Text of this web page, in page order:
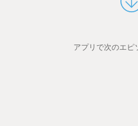
アプリで次のエピ